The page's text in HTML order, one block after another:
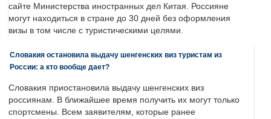
сайте Министерства иностранных дел Китая. Россияне
могут находиться в стране до 30 дней без оформления
визы в том числе с туристическими целями.
Словакия остановила выдачу шенгенских виз туристам из
России: а кто вообще дает?
Словакия приостановила выдачу шенгенских виз
россиянам. В ближайшее время получить их могут только
спортсмены. Всем заявителям, которые ранее